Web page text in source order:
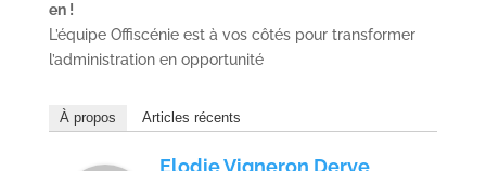
en !
L’équipe Offiscénie est à vos côtés pour transformer
l’administration en opportunité
À propos Articles récents
Elodie Vigneron Derve